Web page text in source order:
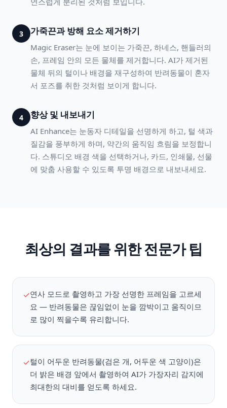
3 가죽끈과 방해 요소 제거하기
Magic Eraser는 눈에 보이는 가죽끈, 하네스, 핸들러의
손, 프레임 안의 모든 물체를 제거합니다. AI가 제거된
물체 뒤의 털이나 배경을 재구성하여 반려동물이 혼자
서 포즈를 취한 것처럼 보이게 합니다.
4 향상 및 내보내기
AI Enhance는 눈동자 디테일을 선명하게 하고, 털 색과
질감을 풍부하게 하며, 약간의 움직임 흐림을 보정합니
다. 스튜디오 배경 색을 선택하거나, 카드, 인쇄물, 선물
에 맞춤 사용할 수 있도록 투명 배경으로 내보내세요.
최상의 결과를 위한 전문가 팁
✓연사 모드로 촬영하고 가장 선명한 프레임을 고르세
요 — 반려동물은 끊임없이 눈을 깜박이고 움직이므
로 많이 찍을수록 유리합니다.
✓털이 어두운 반려동물(검은 개, 어두운 색 고양이)은
더 밝은 배경 앞에서 촬영하여 AI가 가장자리 감지에
최대한의 대비를 얻도록 하세요.